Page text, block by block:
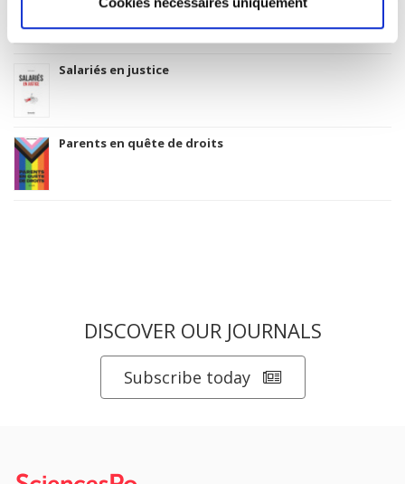
Salariés en justice
Parents en quête de droits
DISCOVER OUR JOURNALS
Subscribe today